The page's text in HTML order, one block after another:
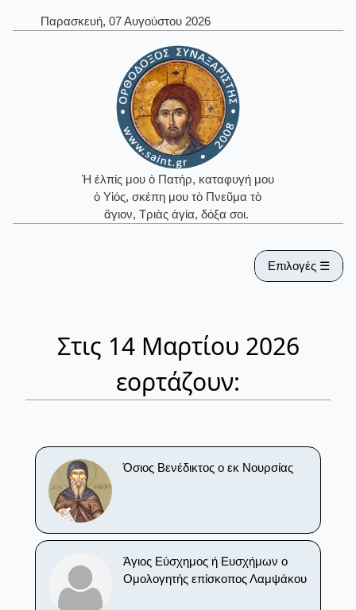
Παρασκευή, 07 Αυγούστου 2026
Ἡ ἐλπίς μου ὁ Πατήρ, καταφυγή μου
ὁ Υἱός, σκέπη μου τὸ Πνεῦμα τὸ
ἅγιον, Τριὰς ἁγία, δόξα σοι.
Επιλογές ☰
Στις 14 Μαρτίου 2026
εορτάζουν:
Όσιος Βενέδικτος ο εκ Νουρσίας
Άγιος Εύσχημος ή Ευσχήμων ο
Ομολογητής επίσκοπος Λαμψάκου